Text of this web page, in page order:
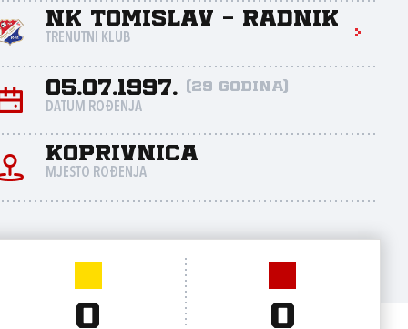
NK Tomislav - Radnik
TRENUTNI KLUB
05.07.1997. (29 godina)
DATUM ROĐENJA
Koprivnica
MJESTO ROĐENJA
0 0